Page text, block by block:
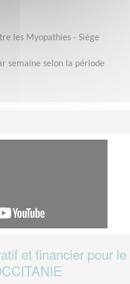
les Myopathies - Siège
semaine selon la période
et financier pour le